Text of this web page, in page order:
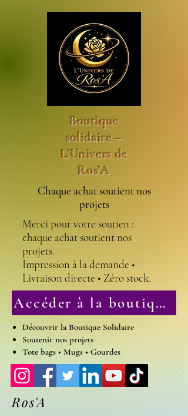
Boutique
solidaire –
L’Univers de
Ros’A
Chaque achat soutient nos
projets
Merci pour votre soutien :
chaque achat soutient nos
projets.
Impression à la demande •
Livraison directe • Zéro stock.
Accéder à la boutique solidaire
Découvrir la Boutique Solidaire
Soutenir nos projets
Tote bags • Mugs • Gourdes
Ros'A